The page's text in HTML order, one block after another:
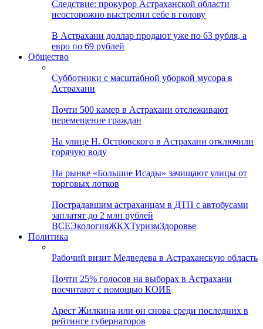
Следствие: прокурор Астраханской области
неосторожно выстрелил себе в голову
В Астрахани доллар продают уже по 63 рубля, а
евро по 69 рублей
Общество
Субботники с масштабной уборкой мусора в
Астрахани
Почти 500 камер в Астрахани отслеживают
перемещение граждан
На улице Н. Островского в Астрахани отключили
горячую воду
На рынке «Большие Исады» зачищают улицы от
торговых лотков
Пострадавшим астраханцам в ДТП с автобусами
заплатят до 2 млн рублей
ВСЕЭкологияЖКХТуризмЗдоровье
Политика
Рабочий визит Медведева в Астраханскую область
Почти 25% голосов на выборах в Астрахани
посчитают с помощью КОИБ
Арест Жилкина или он снова среди последних в
рейтинге губернаторов